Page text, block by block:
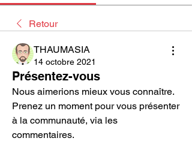
Retour
THAUMASIA
14 octobre 2021
Présentez-vous
Nous aimerions mieux vous connaître.
Prenez un moment pour vous présenter
à la communauté, via les
commentaires.